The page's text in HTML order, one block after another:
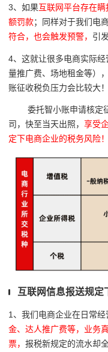
3、如果互联网平台存在
额罚款；同样对于我们电
符合，也会触发预警， 引
4、这就让很多电商实际
量推广费、场地租金等）
账征收税负压力会比较大！
委托智小账申请核定征
司，快至当天出照， 享受
定下电商企业的税务风险！
互联网信息报送规定
1、我们电商企业在日常
金、达人推广费等，业务
票， 报税新规定的流水却